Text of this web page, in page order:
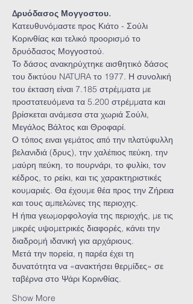
Δρυόδασος Μογγοστου.
Κατευθυνόμαστε προς Κιάτο - Σούλι
Κορινθίας και τελικό προορισμό το
δρυόδασος Μογγοστού.
Το δάσος ανακηρύχτηκε αισθητικό δάσος
του δικτύου NATURA το 1977. Η συνολική
του έκταση είναι 7.185 στρέμματα με
προστατευόμενα τα 5.200 στρέμματα και
βρίσκεται ανάμεσα στα χωριά Σούλι,
Μεγάλος Βάλτος και Θροφαρί.
Ο τόπος ειναι γεμάτος από την πλατύφυλλη
βελανιδιά (δρυς), την χαλέπιος πεύκη, την
μαύρη πεύκη, το πουρνάρι, το φυλίκι, τον
κέδρος, το ρείκι, και τις χαρακτηριστικές
κουμαριές. Θα έχουμε θέα προς την Ζήρεια
και τους αμπελώνες της περιοχης.
Η ήπια γεωμορφολογία της περιοχής, με τις
μικρές υψομετρικές διαφορές, κάνει την
διαδρομή ιδανική για αρχάριους.
Μετά την πορεία, η παρέα έχει τη
δυνατότητα να «ανακτήσει θερμίδες» σε
ταβέρνα στο Ψάρι Κορινθίας.
Show More